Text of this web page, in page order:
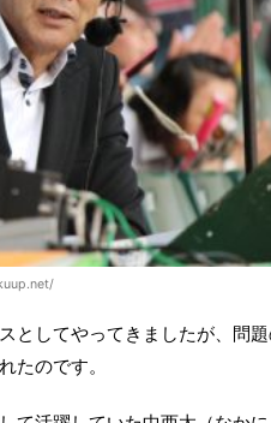
としてやってきましたが、問
たのです。